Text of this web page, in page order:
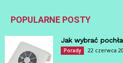
POPULARNE POSTY
Jak wybrać
Porady 22 czerwca